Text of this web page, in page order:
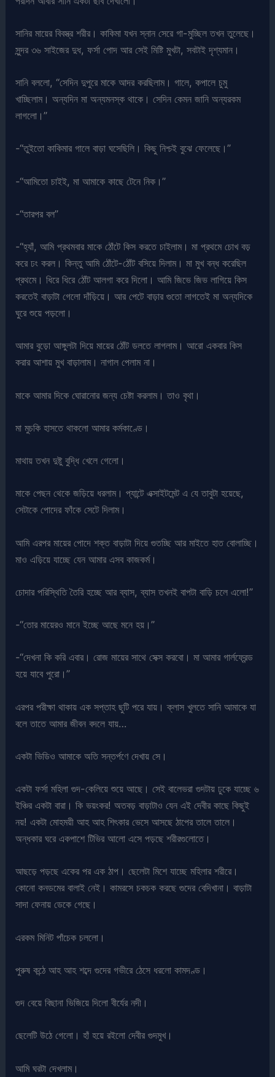
সানির মায়ের বিবস্ত্র শরীর। কাকিমা যখন স্নান সেরে গা-মুচ্ছিল তখন তুলেছে।
সুন্দর ৩৬ সাইজের দুধ, ফর্সা পোদ আর সেই মিষ্টি মুখটা, সবটাই দৃশ্যমান।
সানি বললো, “সেদিন দুপুরে মাকে আদর করছিলাম। গালে, কপালে চুমু
খাচ্ছিলাম। অন্যদিন মা অন্যমনস্ক থাকে। সেদিন কেমন জানি অন্যরকম
লাগলো।”
-“তুইতো কাকিমার গালে বাড়া ঘসেছিলি। কিছু নিশ্চই বুঝে ফেলেছে।”
-“আমিতো চাইই, মা আমাকে কাছে টেনে নিক।”
-“তারপর বল”
-“হ্যাঁ, আমি প্রথমবার মাকে ঠোঁটে কিস করতে চাইলাম। মা প্রথমে চোখ বড়
করে ঢং করল। কিন্তু আমি ঠোঁটে-ঠোঁট বসিয়ে দিলাম। মা মুখ বন্ধ করেছিল
প্রথমে। ধিরে ধিরে ঠোঁট আলগা করে দিলো। আমি জিভে জিভ লাগিয়ে কিস
করতেই বাড়াটা গেলো দাঁড়িয়ে। আর পেটে বাড়ার গুতো লাগতেই মা অন্যদিকে
ঘুরে শুয়ে পড়লো।
আমার বুড়ো আঙ্গুলটা দিয়ে মায়ের ঠোঁট ডলতে লাগলাম। আরো একবার কিস
করার আশায় মুখ বাড়ালাম। নাগাল পেলাম না।
মাকে আমার দিকে ঘোরানোর জন্য চেষ্টা করলাম। তাও বৃথা।
মা মুচকি হাসতে থাকলো আমার কর্মকাণ্ডে।
মাথায় তখন দুষ্টু বুদ্ধি খেলে গেলো।
মাকে পেছন থেকে জড়িয়ে ধরলাম। প্যান্টে এক্সাইটমেন্ট এ যে তাবুটা হয়েছে,
সেটাকে পোদের ফাঁকে সেটে দিলাম।
আমি এরপর মায়ের পোদে শক্ত বাড়াটা দিয়ে গুতচ্ছি আর মাইতে হাত বোলাচ্ছি।
মাও এড়িয়ে যাচ্ছে যেন আমার এসব কাজকর্ম।
চোদার পরিস্থিতি তৈরি হচ্ছে আর ব্যাস, ব্যাস তখনই বাপটা বাড়ি চলে এলো!”
-“তোর মায়েরও মানে ইচ্ছে আছে মনে হয়।”
-“দেখনা কি করি এবার। রোজ মায়ের সাথে সেক্স করবো। মা আমার গার্লফ্রেন্ড
হয়ে যাবে পুরো।”
এরপর পরীক্ষা থাকায় এক সপ্তাহ ছুটি পরে যায়। ক্লাস খুলতে সানি আমাকে যা
বলে তাতে আমার জীবন বদলে যায়…
একটা ভিডিও আমাকে অতি সন্তর্পণে দেখায় সে।
একটা ফর্সা মহিলা গুদ-কেলিয়ে শুয়ে আছে। সেই বালেভরা গুদটায় ঢুকে যাচ্ছে ৬
ইঞ্চির একটা বারা। কি ভয়ংকর! অতবড় বাড়াটাও যেন এই দেবীর কাছে কিছুই
নয়! একটা মোহময়ী আহ আহ শিৎকার ভেসে আসছে ঠাপের তালে তালে।
অন্ধকার ঘরে একপাশে টিভির আলো এসে পড়ছে শরীরগুলোতে।
আছড়ে পড়ছে একের পর এক ঠাপ। ছেলেটা মিশে যাচ্ছে মহিলার শরীরে।
কোনো কনডমের বালাই নেই। কামরসে চকচক করছে গুদের বেদিখানা। বাড়াটা
সাদা ফেনায় ডেকে গেছে।
এরকম মিনিট পাঁচেক চললো।
পুরুষ কন্ঠে আহ আহ শব্দে গুদের গভীরে ঠেসে ধরলো কামদণ্ড।
গুদ বেয়ে বিছানা ভিজিয়ে দিলো বীর্যের নদী।
ছেলেটি উঠে গেলো। হাঁ হয়ে রইলো দেবীর গুদমুখ।
আমি ঘরটা দেখলাম।